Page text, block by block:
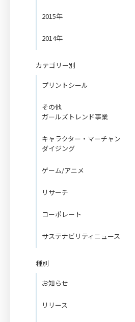
2015年
2014年
カテゴリー別
プリントシール
その他
ガールズトレンド事業
キャラクター・マーチャン
ダイジング
ゲーム/アニメ
リサーチ
コーポレート
サステナビリティニュース
種別
お知らせ
リリース